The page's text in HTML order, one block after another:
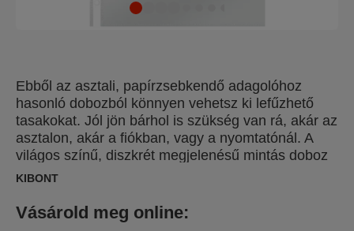
Ebből az asztali, papírzsebkendő adagolóhoz
hasonló dobozból könnyen vehetsz ki lefűzhető
tasakokat. Jól jön bárhol is szükség van rá, akár az
asztalon, akár a fiókban, vagy a nyomtatónál. A
világos színű, diszkrét megjelenésű mintás doboz
könnyen belesimul a legváltozatosabb
KIBONT
Vásárold meg online: